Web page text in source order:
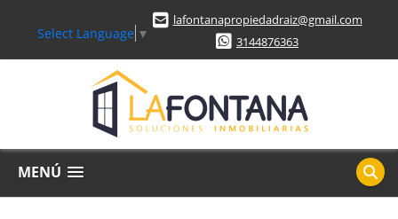
Select Language ▼
lafontanapropiedadraiz@gmail.com
3144876363
MENÚ